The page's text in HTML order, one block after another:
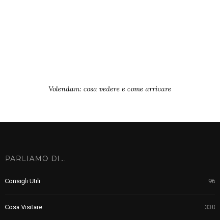
Volendam: cosa vedere e come arrivare
PARLIAMO DI…
Consigli Utili 96
Cosa Visitare 330